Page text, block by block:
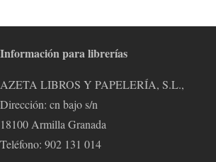
Información para librerías
AZETA LIBROS Y PAPELERÍA, S.L.,
Dirección: cn bajo s/n
18100 Armilla Granada
Teléfono: 902 131 014